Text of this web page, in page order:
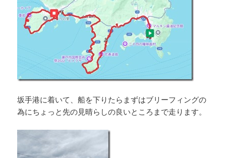
坂手港に着いて、船を下りたらまずはブリーフィングの
為にちょっと先の見晴らしの良いところまで走ります。